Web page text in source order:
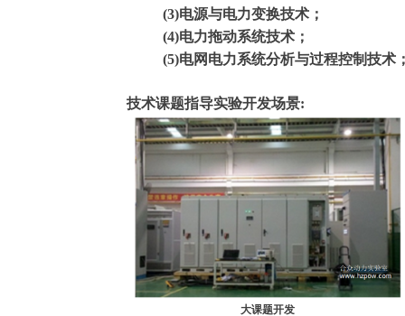
(3)电源与电力变换技术；
(4)电力拖动系统技术；
(5)电网电力系统分析与过程控制技术
技术课题指导实验开发场景:
大课题开发